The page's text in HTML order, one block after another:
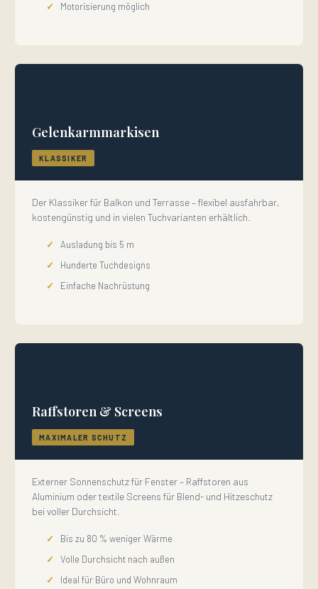
Motorisierung möglich
Gelenkarmmarkisen
KLASSIKER
Der Klassiker für Balkon und Terrasse – flexibel ausfahrbar,
kostengünstig und in vielen Tuchvarianten erhältlich.
Ausladung bis 5 m
Hunderte Tuchdesigns
Einfache Nachrüstung
Raffstoren & Screens
MAXIMALER SCHUTZ
Externer Sonnenschutz für Fenster – Raffstoren aus
Aluminium oder textile Screens für Blend- und Hitzeschutz
bei voller Durchsicht.
Bis zu 80 % weniger Wärme
Volle Durchsicht nach außen
Ideal für Büro und Wohnraum